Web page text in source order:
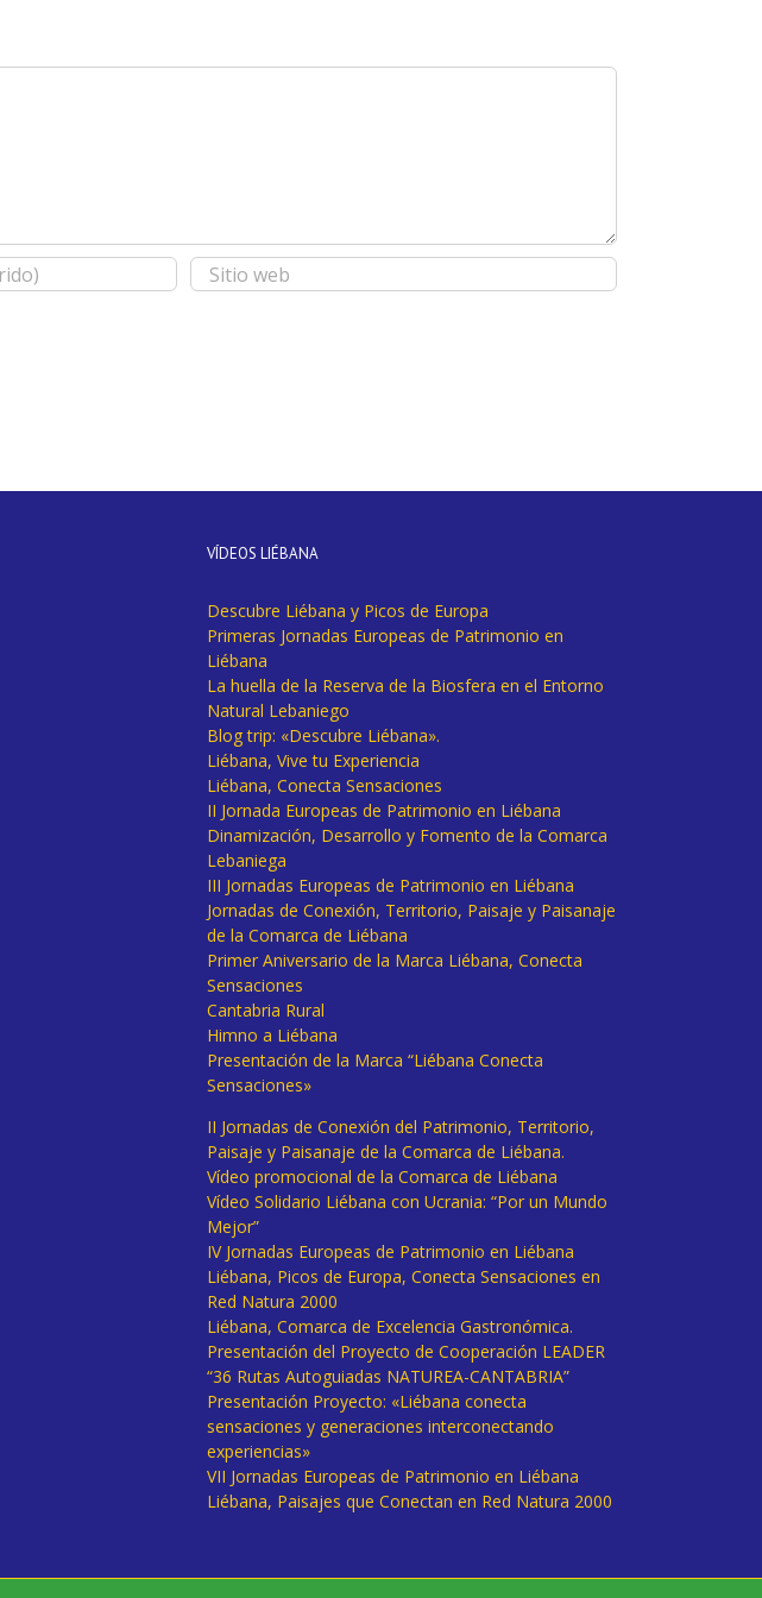
VÍDEOS LIÉBANA
Descubre Liébana y Picos de Europa
Primeras Jornadas Europeas de Patrimonio en
Liébana
La huella de la Reserva de la Biosfera en el Entorno
Natural Lebaniego
Blog trip: «Descubre Liébana».
Liébana, Vive tu Experiencia
Liébana, Conecta Sensaciones
II Jornada Europeas de Patrimonio en Liébana
Dinamización, Desarrollo y Fomento de la Comarca
Lebaniega
III Jornadas Europeas de Patrimonio en Liébana
Jornadas de Conexión, Territorio, Paisaje y Paisanaje
de la Comarca de Liébana
Primer Aniversario de la Marca Liébana, Conecta
Sensaciones
Cantabria Rural
Himno a Liébana
Presentación de la Marca “Liébana Conecta
Sensaciones»
II Jornadas de Conexión del Patrimonio, Territorio,
Paisaje y Paisanaje de la Comarca de Liébana.
Vídeo promocional de la Comarca de Liébana
Vídeo Solidario Liébana con Ucrania: “Por un Mundo
Mejor”
IV Jornadas Europeas de Patrimonio en Liébana
Liébana, Picos de Europa, Conecta Sensaciones en
Red Natura 2000
Liébana, Comarca de Excelencia Gastronómica.
Presentación del Proyecto de Cooperación LEADER
“36 Rutas Autoguiadas NATUREA-CANTABRIA”
Presentación Proyecto: «Liébana conecta
sensaciones y generaciones interconectando
experiencias»
VII Jornadas Europeas de Patrimonio en Liébana
Liébana, Paisajes que Conectan en Red Natura 2000